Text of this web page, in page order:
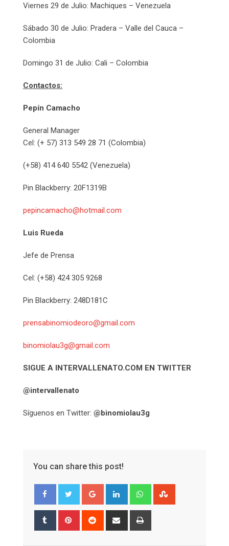
Viernes 29 de Julio: Machiques – Venezuela
Sábado 30 de Julio: Pradera – Valle del Cauca –
Colombia
Domingo 31 de Julio: Cali – Colombia
Contactos:
Pepín Camacho
General Manager
Cel: (+ 57) 313 549 28 71 (Colombia)
(+58) 414 640 5542 (Venezuela)
Pin Blackberry: 20F1319B
pepincamacho@hotmail.com
Luis Rueda
Jefe de Prensa
Cel: (+58) 424 305 9268
Pin Blackberry: 248D181C
prensabinomiodeoro@gmail.com
binomiolau3g@gmail.com
SIGUE A INTERVALLENATO.COM EN TWITTER
@intervallenato
Síguenos en Twitter: @binomiolau3g
You can share this post!
Google+ LinkedIn Whatsapp
Tumblr Pinterest Reddit
Share